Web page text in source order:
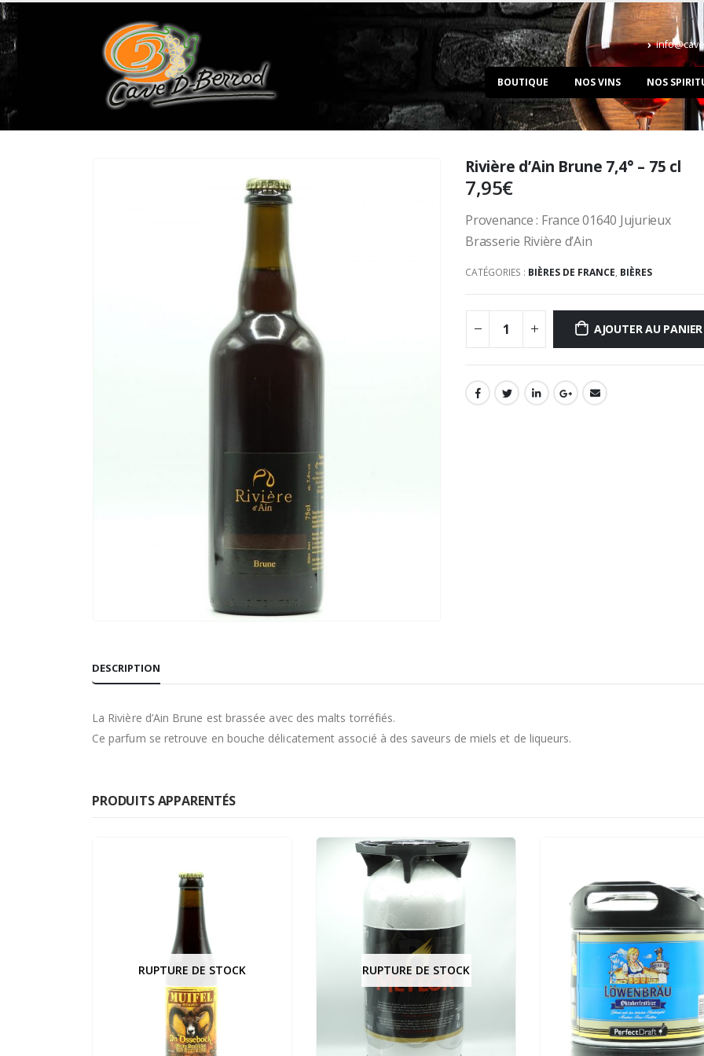
BOUTIQUE NOS VINS NOS
Rivière d’Ain Brune 7,4° – 75 cl
7,95€
Provenance : France 01640 Jujurieux
Brasserie Rivière d’Ain
CATÉGORIES : BIÈRES DE FRANCE, BIÈRES
AJOUTER AU PANIER
DESCRIPTION
La Rivière d’Ain Brune est brassée avec des malts torréfiés.
Ce parfum se retrouve en bouche délicatement associé à des saveurs de miels et de liqueurs.
PRODUITS APPARENTÉS
RUPTURE DE STOCK